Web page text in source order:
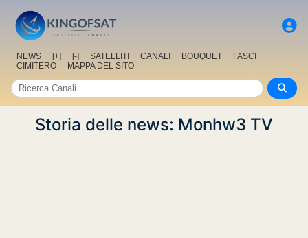
NEWS [+] [-] SATELLITI CANALI BOUQUET
FASCI
CIMITERO
MAPPA DEL SITO
Storia delle news: Monhw3 TV